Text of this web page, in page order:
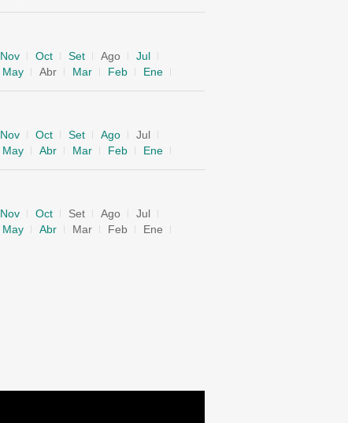
Nov Oct Set Ago
Jul
May Abr Mar Feb Ene
Nov Oct Set Ago
Jul
May Abr Mar Feb Ene
Nov Oct Set Ago
Jul
May Abr Mar Feb Ene